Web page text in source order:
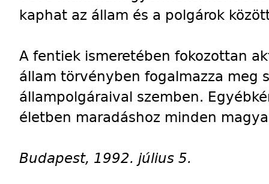
kaphat az állam és a polgárok
A fentiek ismeretében fokozottan
állam törvényben fogalmazza meg
állampolgáraival szemben.
életben maradáshoz minden
Budapest, 1992. július 5.